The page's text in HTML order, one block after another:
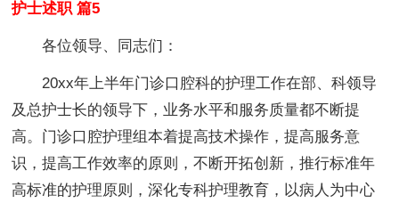
护士述职 篇5
各位领导、同志们：
20xx年上半年门诊口腔科的护理工作在部、科领导
及总护士长的领导下，业务水平和服务质量都不断提
高。门诊口腔护理组本着提高技术操作，提高服务意
识，提高工作效率的原则，不断开拓创新，推行标准年
高标准的护理原则，深化专科护理教育，以病人为中心